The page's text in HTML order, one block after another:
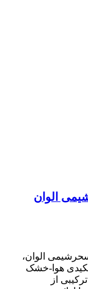
الوان
الوان،
هوا-خشک
از